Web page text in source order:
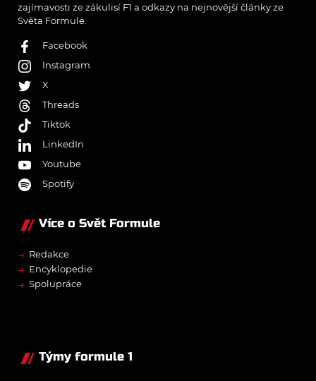
zajímavosti ze zákulisí F1 a odkazy na nejnovější články ze
Světa Formule.
Facebook
Instagram
X
Threads
Tiktok
LinkedIn
Youtube
Spotify
Více o Svět Formule
→ Redakce
→ Encyklopedie
→ Spolupráce
Týmy formule 1